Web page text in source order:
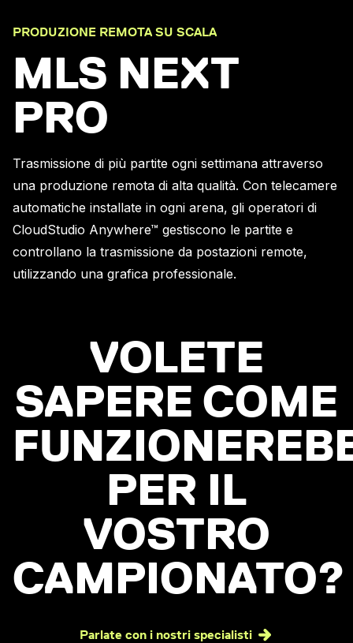
PRODUZIONE REMOTA SU SCALA
MLS NEXT
PRO
Trasmissione di più partite ogni settimana attraverso
una produzione remota di alta qualità. Con telecamere
automatiche installate in ogni arena, gli operatori di
CloudStudio Anywhere™ gestiscono le partite e
controllano la trasmissione da postazioni remote,
utilizzando una grafica professionale.
VOLETE
SAPERE COME
PER IL
VOSTRO
CAMPIONATO?
Parlate con i nostri specialisti